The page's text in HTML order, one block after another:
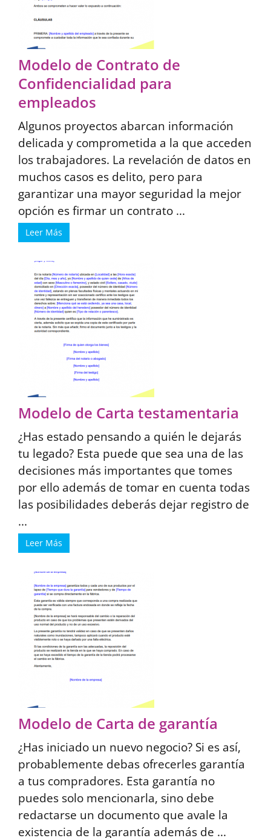
Modelo de Contrato de
Confidencialidad para
empleados
Algunos proyectos abarcan información
delicada y comprometida a la que acceden
los trabajadores. La revelación de datos en
muchos casos es delito, pero para
garantizar una mayor seguridad la mejor
opción es firmar un contrato ...
Leer Más
Modelo de Carta testamentaria
¿Has estado pensando a quién le dejarás
tu legado? Esta puede que sea una de las
decisiones más importantes que tomes
por ello además de tomar en cuenta todas
las posibilidades deberás dejar registro de
...
Leer Más
Modelo de Carta de garantía
¿Has iniciado un nuevo negocio? Si es así,
probablemente debas ofrecerles garantía
a tus compradores. Esta garantía no
puedes solo mencionarla, sino debe
redactarse un documento que avale la
existencia de la garantía además de ...